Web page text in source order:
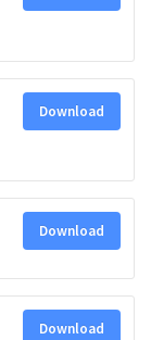
Download
Download
Download